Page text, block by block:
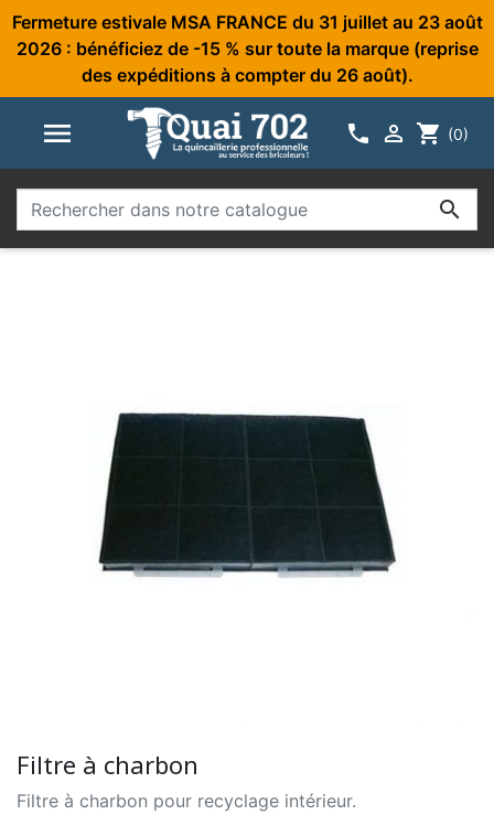
Fermeture estivale MSA FRANCE du 31 juillet au 23 août
2026 : bénéficiez de -15 % sur toute la marque (reprise
des expéditions à compter du 26 août).
   shopping_cart (0)

Filtre à charbon
Filtre à charbon pour recyclage intérieur.